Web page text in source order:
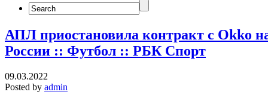
Search
for:
АПЛ приостановила контракт с Okko
России :: Футбол :: РБК Спорт
09.03.2022
Posted by admin